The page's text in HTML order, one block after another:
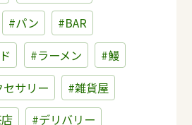
#パン
#BAR
#ラーメン
#鰻
セサリー
#雑貨屋
#デリバリー